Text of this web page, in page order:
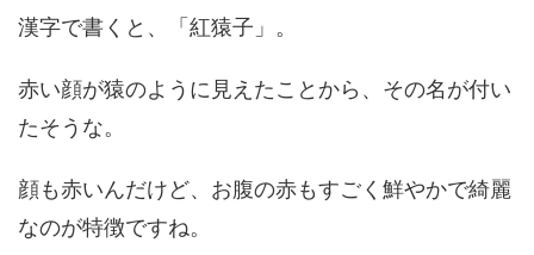
漢字で書くと、「紅猿子」。
赤い顔が猿のように見えたことから、その名が付い
たそうな。
顔も赤いんだけど、お腹の赤もすごく鮮やかで綺麗
なのが特徴ですね。